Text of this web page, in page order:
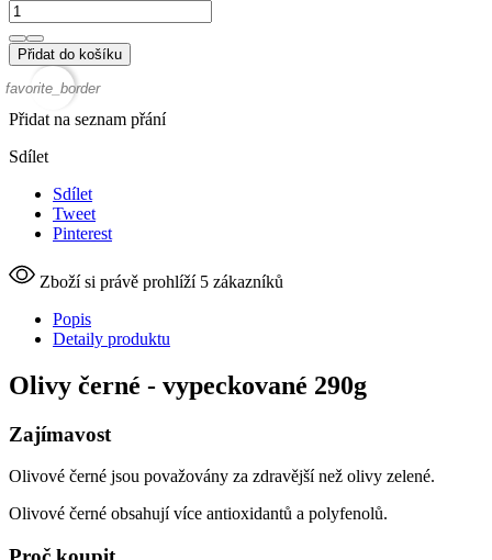
Přidat do košíku
favorite_border
Přidat na seznam přání
Sdílet
Sdílet
Tweet
Pinterest
Zboží si právě prohlíží 5 zákazníků
Popis
Detaily produktu
Olivy černé - vypeckované 290g
Zajímavost
Olivové černé jsou považovány za zdravější než olivy zelené.
Olivové černé obsahují více antioxidantů a polyfenolů.